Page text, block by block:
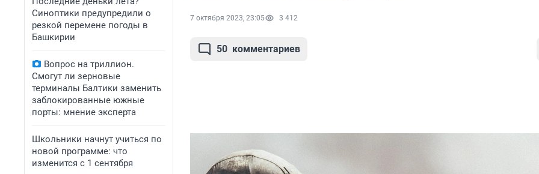
Синоптики предупредили о
резкой перемене погоды в
Башкирии
Вопрос на триллион.
Смогут ли зерновые
терминалы Балтики заменить
заблокированные южные
порты: мнение эксперта
Школьники начнут учиться по
новой программе: что
изменится с 1 сентября
7 октября 2023, 23:05 3 412
50 комментариев